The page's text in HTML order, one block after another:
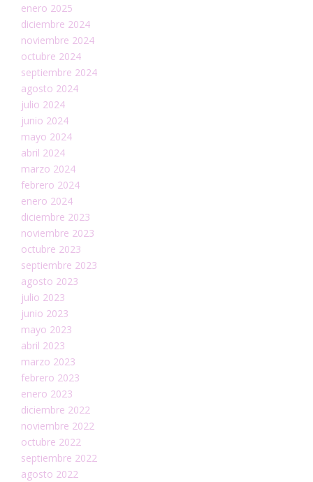
enero 2025
diciembre 2024
noviembre 2024
octubre 2024
septiembre 2024
agosto 2024
julio 2024
junio 2024
mayo 2024
abril 2024
marzo 2024
febrero 2024
enero 2024
diciembre 2023
noviembre 2023
octubre 2023
septiembre 2023
agosto 2023
julio 2023
junio 2023
mayo 2023
abril 2023
marzo 2023
febrero 2023
enero 2023
diciembre 2022
noviembre 2022
octubre 2022
septiembre 2022
agosto 2022